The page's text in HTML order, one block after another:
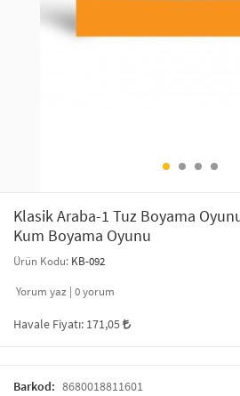
SAÇ AKSESUARLARI
ŞAL VE FULAR
ODA KOKUSU VE MUM
PARTİ SÜSLERİ
Klasik Araba-1 Tuz Boyama
Kum Boyama Oyunu
Ürün Kodu: KB-092
Yorum yaz | 0yorum
Havale Fiyatı: 171,05
Barkod: 8680018811601